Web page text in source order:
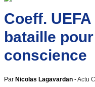
Coeff.
bataille
conscience
Par Nicolas Lagavardan -Actu